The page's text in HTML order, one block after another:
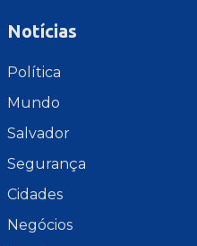
Notícias
Política
Mundo
Salvador
Segurança
Cidades
Negócios